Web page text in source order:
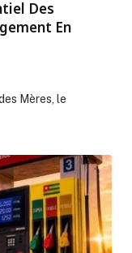
Des
En
Mères, le